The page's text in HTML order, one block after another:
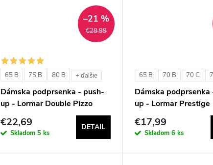
€28,99
–21 %
65 B 75 B 80 B + ďalšie
Dámska podprsenka - push-
up - Lormar Double Pizzo
€22,69
Skladom 5 ks
DETAIL
65 B 70 B 70 C
Dámska podprsenka
up - Lormar Prestige
€17,99
Skladom6 ks